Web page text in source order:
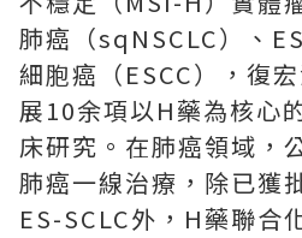
肺癌（sqNSCLC）、
細胞癌（ESCC），復
展10余項以H藥為核心
床研究。在肺癌領域，
肺癌一線治療，除已獲
ES-SCLC外，H藥聯合